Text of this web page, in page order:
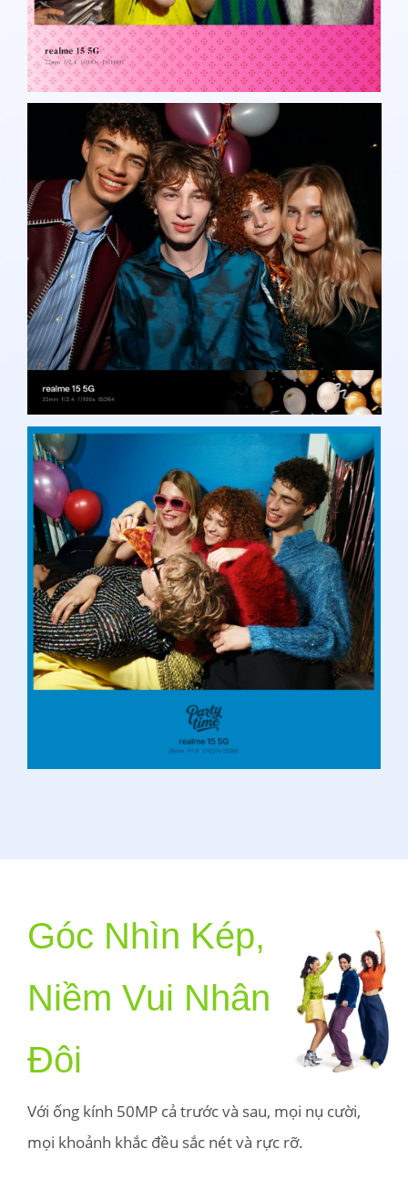
Góc Nhìn Kép,
Niềm Vui Nhân
Đôi
Với ống kính 50MP cả trước và sau, mọi nụ cười,
mọi khoảnh khắc đều sắc nét và rực rỡ.